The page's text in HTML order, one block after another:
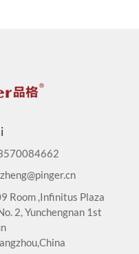
Room ,Infinitus Plaza
2, Yunchengnan 1st